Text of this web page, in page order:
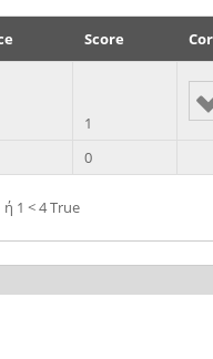
Score
1
0
1 < 4 True